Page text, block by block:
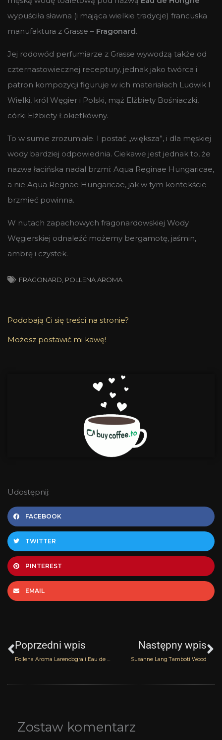
wypuściła sławna (i mająca wielkie tradycje) francuska
manufaktura z Grasse – Fragonard.
Jej rodowód perfumiarze z Grasse wywodzą także od
czternastowiecznej receptury, jednak jako twórca i
patron kompozycji figuruje w ich materiałach Ludwik I
Wielki, król Węgier i Polski, mąż Elżbiety Bośniaczki,
córki Elżbiety Łokietkówny.
To w sumie zrozumiałe. I postać „większa”, i dla męskiej
wody bardziej odpowiednia. Ciekawe jest jednak to, że
nazwa łacińska nadal brzmi: Aqua Reginae Hungaricae,
a nie Aqua Regnae Hungaricae, jak w tym kontekście
brzmieć powinna.
W nutach zapachowych fragonardowskiej Wody
Węgierskiej odnaleźć możemy bergamotę, jaśmin,
ambrę i czystek.
FRAGONARD, POLLENA AROMA
Podobają Ci się treści na stronie?
Możesz postawić mi kawę!
Udostępnij:
FACEBOOK
TWITTER
PINTEREST
EMAIL
Poprzedni wpis Następny wpis
Susanne Lang Tamboti Wood
Zostaw komentarz